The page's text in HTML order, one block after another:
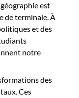
est
de terminale. À
et des
notre
des
Ces